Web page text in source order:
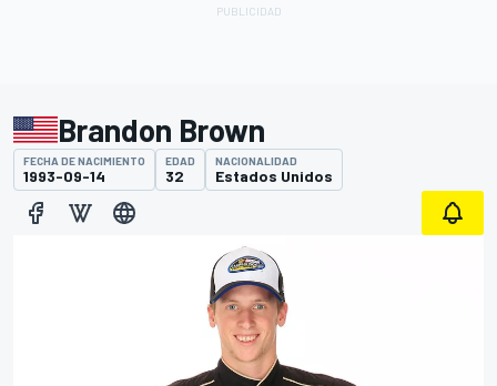
Brandon Brown
FECHA DE NACIMIENTO
1993-09-14
EDAD
32
NACIONALIDAD
Estados Unidos